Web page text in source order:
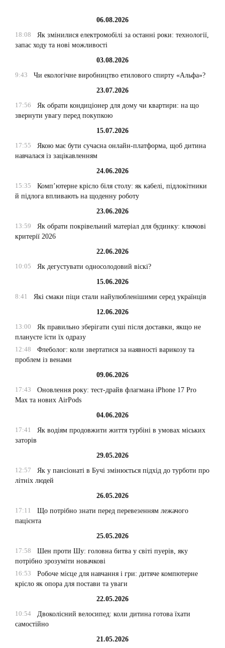
06.08.2026
18:08
Як змінилися електромобілі за останні роки: технології,
запас ходу та нові можливості
03.08.2026
9:43
Чи екологічне виробництво етилового спирту «Альфа»?
23.07.2026
17:56
Як обрати кондиціонер для дому чи квартири: на що
звернути увагу перед покупкою
15.07.2026
17:55
Якою має бути сучасна онлайн-платформа, щоб дитина
навчалася із зацікавленням
24.06.2026
15:35
Комп’ютерне крісло біля столу: як кабелі, підлокітники
й підлога впливають на щоденну роботу
23.06.2026
13:59
Як обрати покрівельний матеріал для будинку: ключові
критерії 2026
22.06.2026
10:05
Як дегустувати односолодовий віскі?
15.06.2026
8:41
Які смаки піци стали найулюбленішими серед українців
12.06.2026
13:00
Як правильно зберігати суші після доставки, якщо не
плануєте їсти їх одразу
12:48
Флеболог: коли звертатися за наявності варикозу та
проблем із венами
09.06.2026
17:43
Оновлення року: тест-драйв флагмана iPhone 17 Pro
Max та нових AirPods
04.06.2026
17:41
Як водіям продовжити життя турбіні в умовах міських
заторів
29.05.2026
12:57
Як у пансіонаті в Бучі змінюється підхід до турботи про
літніх людей
26.05.2026
17:11
Що потрібно знати перед перевезенням лежачого
пацієнта
25.05.2026
17:58
Шен проти Шу: головна битва у світі пуерів, яку
потрібно зрозуміти новачкові
16:53
Робоче місце для навчання і гри: дитяче компютерне
крісло як опора для постави та уваги
22.05.2026
10:54
Двоколісний велосипед: коли дитина готова їхати
самостійно
21.05.2026